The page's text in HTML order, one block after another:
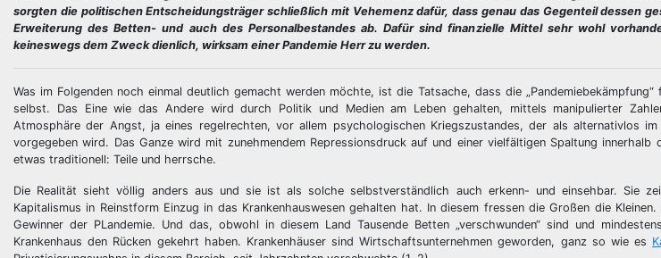
sorgten die politischen Entscheidungsträger schließlich mit Vehemenz dafür, dass genau das Gegenteil dessen
Erweiterung des Betten- und auch des Personalbestandes ab. Dafür sind finanzielle Mittel sehr wohl
keineswegs dem Zweck dienlich, wirksam einer Pandemie Herr zu werden.
Was im Folgenden noch einmal deutlich gemacht werden möchte, ist die Tatsache, dass die
selbst. Das Eine wie das Andere wird durch Politik und Medien am Leben gehalten, mittels manipulierter
Atmosphäre der Angst, ja eines regelrechten, vor allem psychologischen Kriegszustandes, der als alternativlos im
vorgegeben wird. Das Ganze wird mit zunehmendem Repressionsdruck auf und einer vielfältigen Spaltung innerhalb
etwas traditionell: Teile und herrsche.
Die Realität sieht völlig anders aus und sie ist als solche selbstverständlich auch erkenn- und einsehbar. Sie
Kapitalismus in Reinstform Einzug in das Krankenhauswesen gehalten hat. In diesem fressen die Großen die
Gewinner der PLandemie. Und das, obwohl in diesem Land Tausende Betten „verschwunden“ sind und
Krankenhaus den Rücken gekehrt haben. Krankenhäuser sind Wirtschaftsunternehmen geworden, ganz so wie es